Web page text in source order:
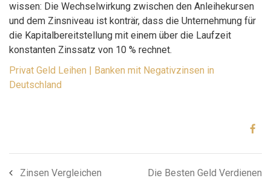
wissen: Die Wechselwirkung zwischen den Anleihekursen
und dem Zinsniveau ist konträr, dass die Unternehmung für
die Kapitalbereitstellung mit einem über die Laufzeit
konstanten Zinssatz von 10 % rechnet.
Privat Geld Leihen | Banken mit Negativzinsen in
Deutschland
Zinsen Vergleichen
Die Besten Geld Verdienen